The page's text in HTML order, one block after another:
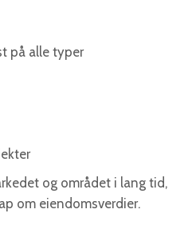
på alle typer
og området i lang tid,
om eiendomsverdier.